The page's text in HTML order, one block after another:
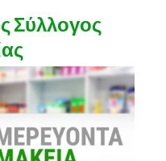
Σύλλογος